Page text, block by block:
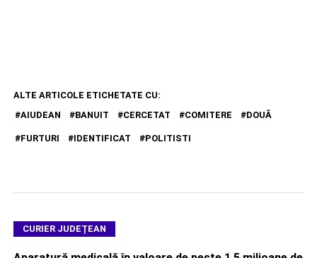
ALTE ARTICOLE ETICHETATE CU:
AIUDEAN
BANUIT CERCETAT COMITERE DOUĂ
FURTURI IDENTIFICAT POLITISTI
CURIER JUDEȚEAN